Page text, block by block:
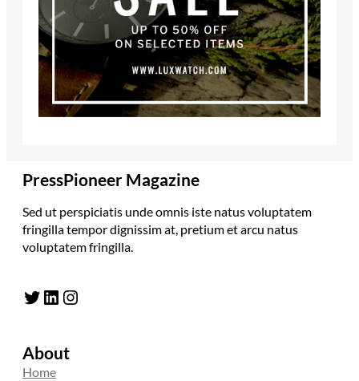
PressPioneer Magazine
Sed ut perspiciatis unde omnis iste natus voluptatem
fringilla tempor dignissim at, pretium et arcu natus
voluptatem fringilla.
Twitter LinkedIn Instagram
About
Home